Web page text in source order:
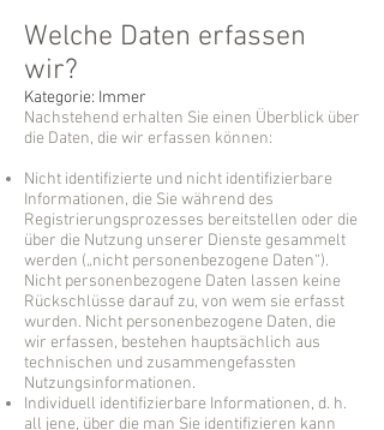
Welche Daten erfassen
wir?
Kategorie: Immer
Nachstehend erhalten Sie einen Überblick über
die Daten, die wir erfassen können:
Nicht identifizierte und nicht identifizierbare
Informationen, die Sie während des
Registrierungsprozesses bereitstellen oder die
über die Nutzung unserer Dienste gesammelt
werden („nicht personenbezogene Daten“).
Nicht personenbezogene Daten lassen keine
Rückschlüsse darauf zu, von wem sie erfasst
wurden. Nicht personenbezogene Daten, die
wir erfassen, bestehen hauptsächlich aus
technischen und zusammengefassten
Nutzungsinformationen.
Individuell identifizierbare Informationen, d. h.
all jene, über die man Sie identifizieren kann